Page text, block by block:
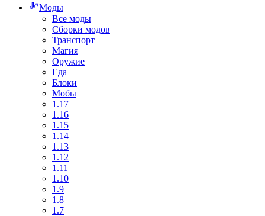
Моды
Все моды
Сборки модов
Транспорт
Магия
Оружие
Еда
Блоки
Мобы
1.17
1.16
1.15
1.14
1.13
1.12
1.11
1.10
1.9
1.8
1.7